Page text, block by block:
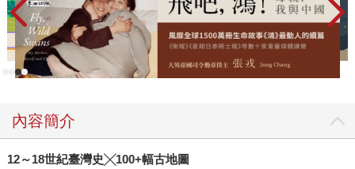
內容簡介
12～18世紀臺灣史╳100+幅古地圖